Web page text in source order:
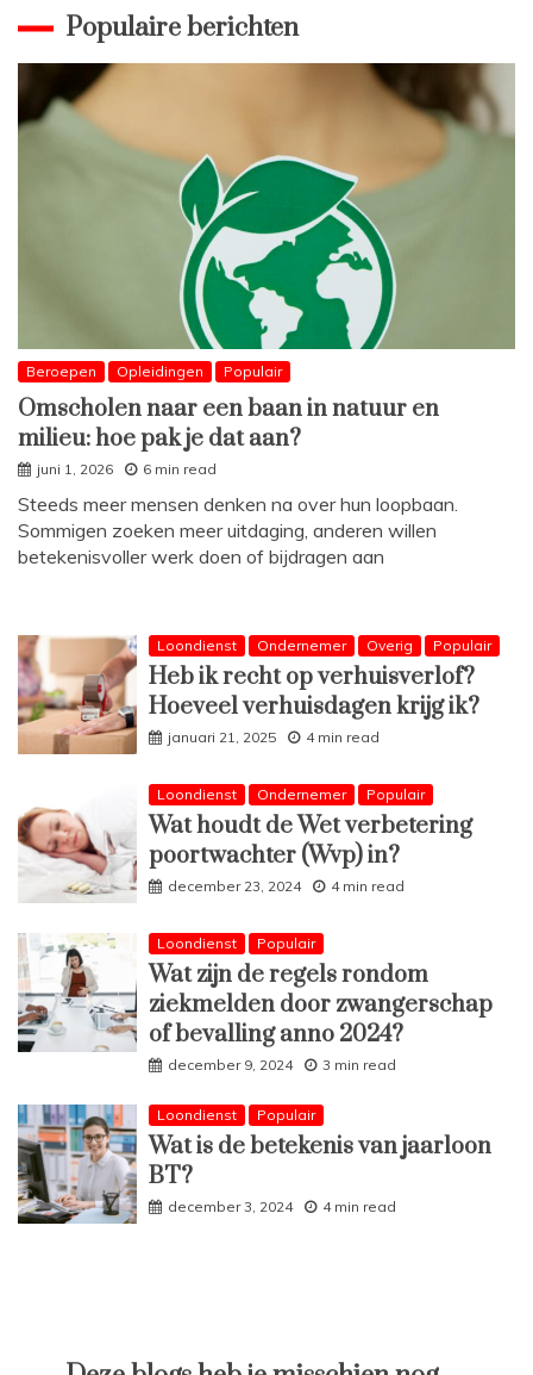
Populaire berichten
Beroepen Opleidingen Populair
Omscholen naar een baan in natuur en
milieu: hoe pak je dat aan?
juni 1, 2026 6 min read
Steeds meer mensen denken na over hun loopbaan.
Sommigen zoeken meer uitdaging, anderen willen
betekenisvoller werk doen of bijdragen aan
Loondienst Ondernemer Overig Populair
Heb ik recht op verhuisverlof?
Hoeveel verhuisdagen krijg ik?
januari 21, 2025 4 min read
Loondienst Ondernemer Populair
Wat houdt de Wet verbetering
poortwachter (Wvp) in?
december 23, 2024 4 min read
Loondienst Populair
Wat zijn de regels rondom
ziekmelden door zwangerschap
of bevalling anno 2024?
december 9, 2024 3 min read
Loondienst Populair
Wat is de betekenis van jaarloon
BT?
december 3, 2024 4 min read